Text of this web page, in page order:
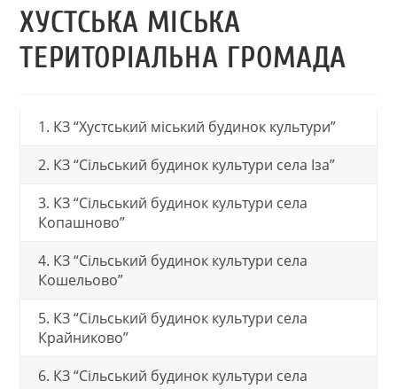
ХУСТСЬКА МІСЬКА
ТЕРИТОРІАЛЬНА ГРОМАДА
1. КЗ “Хустський міський будинок культури”
2. КЗ “Сільський будинок культури села Іза”
3. КЗ “Сільський будинок культури села
Копашново”
4. КЗ “Сільський будинок культури села
Кошельово”
5. КЗ “Сільський будинок культури села
Крайниково”
6. КЗ “Сільський будинок культури села